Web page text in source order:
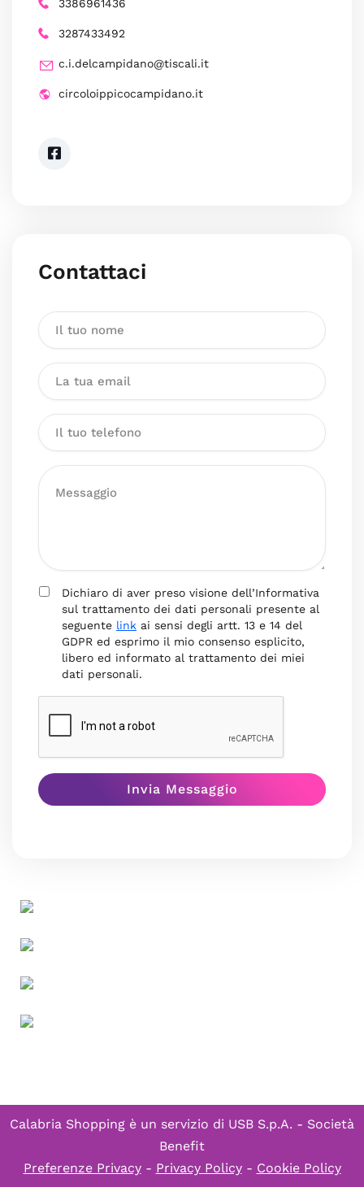
3386961436
3287433492
c.i.delcampidano@tiscali.it
circoloippicocampidano.it
Contattaci
Dichiaro di aver preso visione dell’Informativa
sul trattamento dei dati personali presente al
seguente link ai sensi degli artt. 13 e 14 del
GDPR ed esprimo il mio consenso esplicito,
libero ed informato al trattamento dei miei
dati personali.
Calabria Shopping è un servizio di USB S.p.A. - Società
Benefit
Preferenze Privacy- Privacy Policy- Cookie Policy